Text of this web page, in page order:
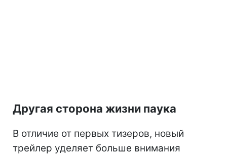
Другая сторона жизни паука
В отличие от первых тизеров, новый
трейлер уделяет больше внимания